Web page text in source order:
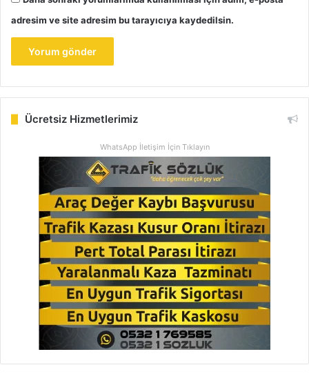
adresim ve site adresim bu tarayıcıya kaydedilsin.
Ücretsiz Hizmetlerimiz
WhatsApp İletişim İçin Tıklayın